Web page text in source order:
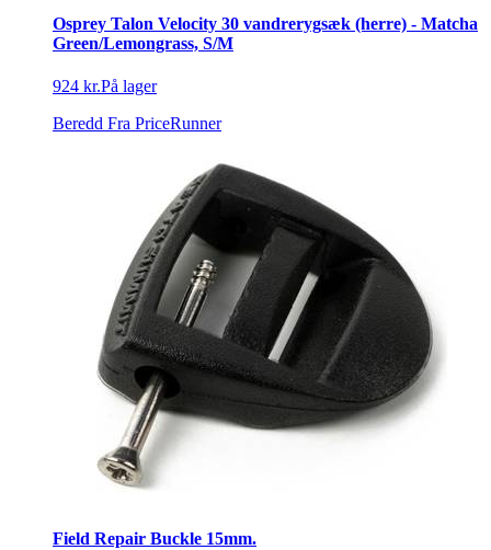
Osprey Talon Velocity 30 vandrerygsæk (herre) - Matcha
Green/Lemongrass, S/M
924 kr.På lager
Beredd Fra PriceRunner
Field Repair Buckle 15mm.